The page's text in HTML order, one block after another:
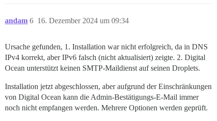
andam 16. Dezember 2024 um 09:34
6
Ursache gefunden, 1. Installation war nicht erfolgreich, da in DNS
IPv4 korrekt, aber IPv6 falsch (nicht aktualisiert) zeigte. 2. Digital
Ocean unterstützt keinen SMTP-Maildienst auf seinen Droplets.
Installation jetzt abgeschlossen, aber aufgrund der Einschränkungen
von Digital Ocean kann die Admin-Bestätigungs-E-Mail immer
noch nicht empfangen werden. Mehrere Optionen werden geprüft.